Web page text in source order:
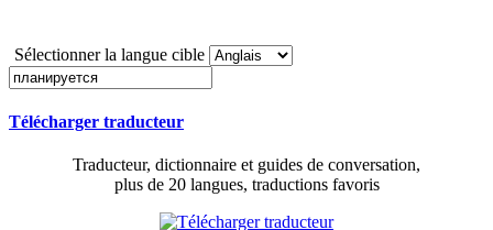
Sélectionner la langue cible
Télécharger traducteur
Traducteur, dictionnaire et guides de conversation,
plus de 20 langues, traductions favoris